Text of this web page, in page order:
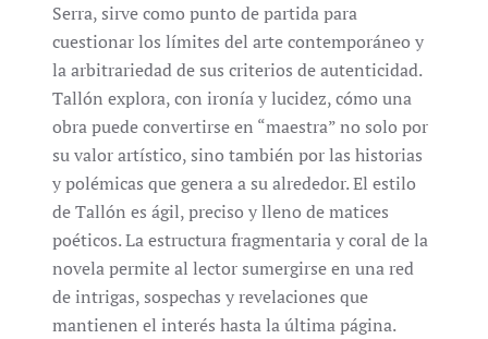
Serra, sirve como punto de partida para
cuestionar los límites del arte contemporáneo y
la arbitrariedad de sus criterios de autenticidad.
Tallón explora, con ironía y lucidez, cómo una
obra puede convertirse en “maestra” no solo por
su valor artístico, sino también por las historias
y polémicas que genera a su alrededor. El estilo
de Tallón es ágil, preciso y lleno de matices
poéticos. La estructura fragmentaria y coral de la
novela permite al lector sumergirse en una red
de intrigas, sospechas y revelaciones que
mantienen el interés hasta la última página.